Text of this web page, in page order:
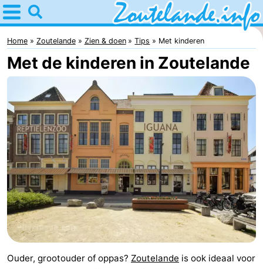
Home
Zoutelande
Tips
kinderen
Webcam
Webcam
Langstraat
Webcam
Strand
Overnachten
Appartementen
Home Zoutelande Zien & doen Tips Met kinderen
Met de kinderen in Zoutelande
Ouder, grootouder of oppas? Zoutelande is ook ideaal voor